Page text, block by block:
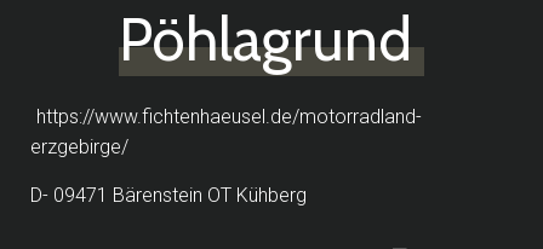
Pöhlagrund
https://www.fichtenhaeusel.de/motorradland-
erzgebirge/
D- 09471 Bärenstein OT Kühberg